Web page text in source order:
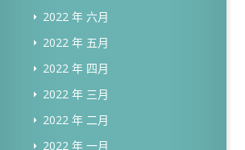
2022 年 六月
2022 年 五月
2022 年 四月
2022 年 三月
2022 年 二月
2022 年 一月